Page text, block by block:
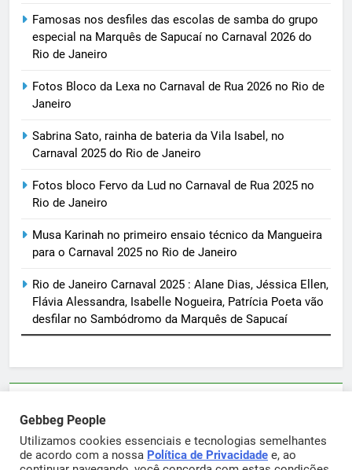
Famosas nos desfiles das escolas de samba do grupo
especial na Marquês de Sapucaí no Carnaval 2026 do
Rio de Janeiro
Fotos Bloco da Lexa no Carnaval de Rua 2026 no Rio de
Janeiro
Sabrina Sato, rainha de bateria da Vila Isabel, no
Carnaval 2025 do Rio de Janeiro
Fotos bloco Fervo da Lud no Carnaval de Rua 2025 no
Rio de Janeiro
Musa Karinah no primeiro ensaio técnico da Mangueira
para o Carnaval 2025 no Rio de Janeiro
Rio de Janeiro Carnaval 2025 : Alane Dias, Jéssica Ellen,
Flávia Alessandra, Isabelle Nogueira, Patrícia Poeta vão
desfilar no Sambódromo da Marquês de Sapucaí
sortimentos@yahoo.com.br
Gebbeg People
Utilizamos cookies essenciais e tecnologias semelhantes
de acordo com a nossa Política de Privacidade e, ao